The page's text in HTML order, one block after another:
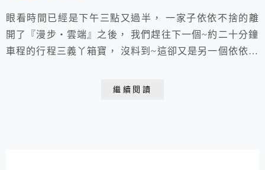
眼看時間已經是下午三點又過半， 一家子依依不捨的離
開了『漫步‧雲端』之後， 我們趕往下一個~約二十分鐘
車程的行程三義丫箱寶， 沒料到~這卻又是另一個依依不
繼續閱讀